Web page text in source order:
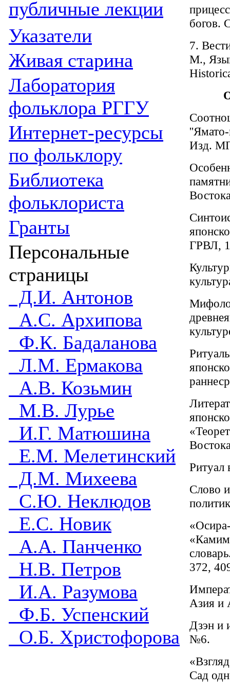
публичные лекции
Указатели
Живая cтарина
Лаборатория
фольклора РГГУ
Интернет-ресурсы
по фольклору
Библиотека
фольклориста
Гранты
Персональные
страницы
Д.И. Антонов
А.С. Архипова
Ф.К. Бадаланова
Л.М. Ермакова
А.В. Козьмин
М.В. Лурье
И.Г. Матюшина
Е.М. Мелетинский
Д.М. Михеева
С.Ю. Неклюдов
Е.С. Новик
А.А. Панченко
Н.В. Петров
И.А. Разумова
Ф.Б. Успенский
О.Б. Христофорова
богов.
7.
М.,
Изд.
ГРВЛ,
Ритуал
Слово
372,
Азия и
Дзэн и
№6.
Сад